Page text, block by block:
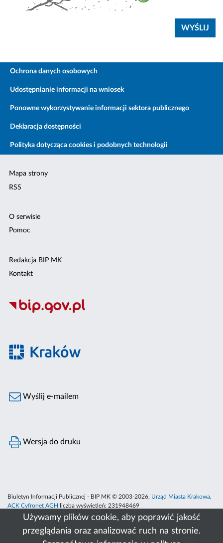
Używamy plików cookie, aby poprawić jakość
przeglądania oraz analizować ruch na stronie.
Ochrona danych osobowych
Udostępnianie informacji na wniosek
Ponowne wykorzystywanie informacji sektora publicznego
Deklaracja dostępności
Polityka dotycząca cookies i podobnych technologii
Mapa strony
RSS
O serwisie
Pomoc
Redakcja BIP MK
Kontakt
Wyślij e-mailem
Wersja do druku
Biuletyn Informacji Publicznej - BIP MK © 2003-2026, Urząd Miasta Krakowa,
ACK Cyfronet AGH
liczba wyświetleń: 231948469